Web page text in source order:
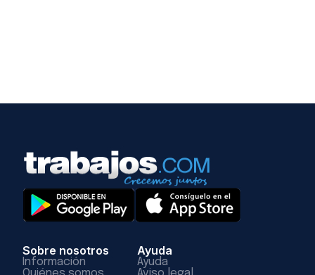
Sobre nosotros
Información
Ayuda
Ayuda